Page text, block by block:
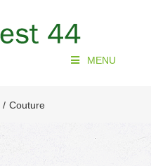
MENU
Couture